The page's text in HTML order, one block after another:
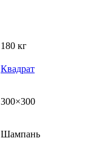
180 кг
Квадрат
300×300
Шампань